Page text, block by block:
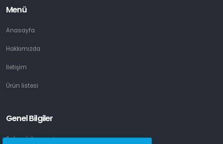
Menü
Anasayfa
Hakkımızda
İletişim
Ürün listesi
Genel Bilgiler
Satış sözleşmesi